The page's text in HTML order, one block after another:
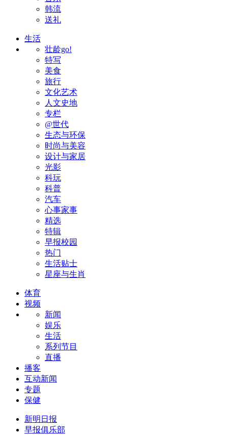
韩流
送礼
生活
壮龄go!
特写
美食
旅行
文化艺术
人文史地
专栏
@世代
生态与环保
时尚与美容
设计与家居
光影
科玩
科普
汽车
心事家事
精选
特辑
早报校园
热门
生活贴士
星座与生肖
体育
视频
新闻
娱乐
生活
系列节目
直播
播客
互动新闻
专题
保健
新明日报
早报俱乐部